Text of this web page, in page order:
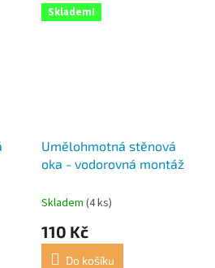
Skladem!
Umělohmotná stěnová
oka - vodorovná montáž
Skladem (4 ks)
110 Kč
Do košíku